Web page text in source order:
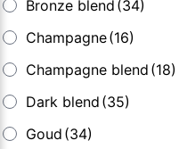
Bronze blend (34)
Champagne(16)
Champagne blend (18)
Dark blend (35)
Goud (34)